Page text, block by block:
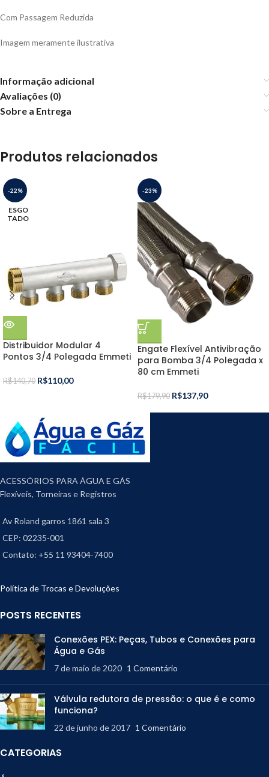
Com Passagem Reduzida
Imagem meramente ilustrativa
Informação adicional
Avaliações (0)
Sobre a Entrega
Produtos relacionados
-22%
ESGO
TADO
Distribuidor Modular 4
Pontos 3/4 Polegada Emmeti
R$140,70 R$110,00
-23%
Engate Flexível Antivibração
para Bomba 3/4 Polegada x
80 cm Emmeti
R$179,90 R$137,90
ACESSÓRIOS PARA ÁGUA E GÁS
Flexíveis, Torneiras e Registros
Av Roland garros 1861 sala 3
CEP: 02235-001
Contato: +55 11 93404-7400
Política de Trocas e Devoluções
POSTS RECENTES
Conexões PEX: Peças, Tubos e Conexões para
Água e Gás
7 de maio de 2020 1 Comentário
Válvula redutora de pressão: o que é e como
funciona?
22 de junho de 2017 1 Comentário
CATEGORIAS